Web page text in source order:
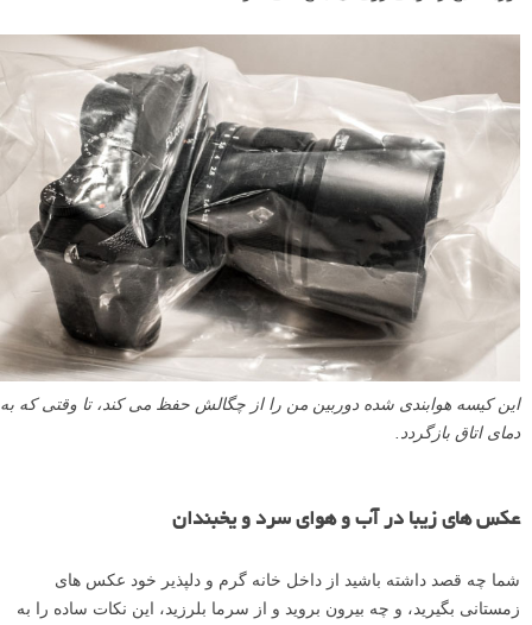
(کیسه ای که هوا به آن نفوذ نمی کند) محکم قرار دهید. در کیسه را محکم
ببندید تا هیچ رطوبتی نتواند وارد آن شود. اکنون وقتی دوربین خود را به خانه
می آورید، هیچ رطوبتی به آن نمی رسد. قبل از بیرون آوردن دوربین از
کیسه، اجازه دهید به دمای اتاق بازگردد. در این صورت وقتی آن را بیرون می
آورید، هیچ رطوبتی روی آن جمع نمی شود!
این کیسه هوابندی شده دوربین من را از چگالش حفظ می کند، تا وقتی که به
دمای اتاق بازگردد.